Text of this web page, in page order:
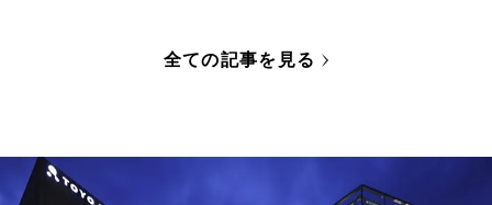
全ての記事を見る